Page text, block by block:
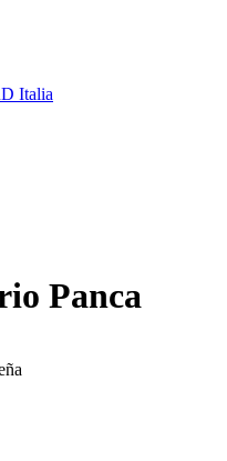
Italia
Panca